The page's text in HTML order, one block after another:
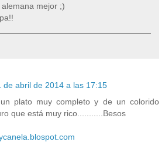
mejor ;)
de abril de 2014 a las 17:15
plato muy completo y de un colorido
que está muy rico...........Besos